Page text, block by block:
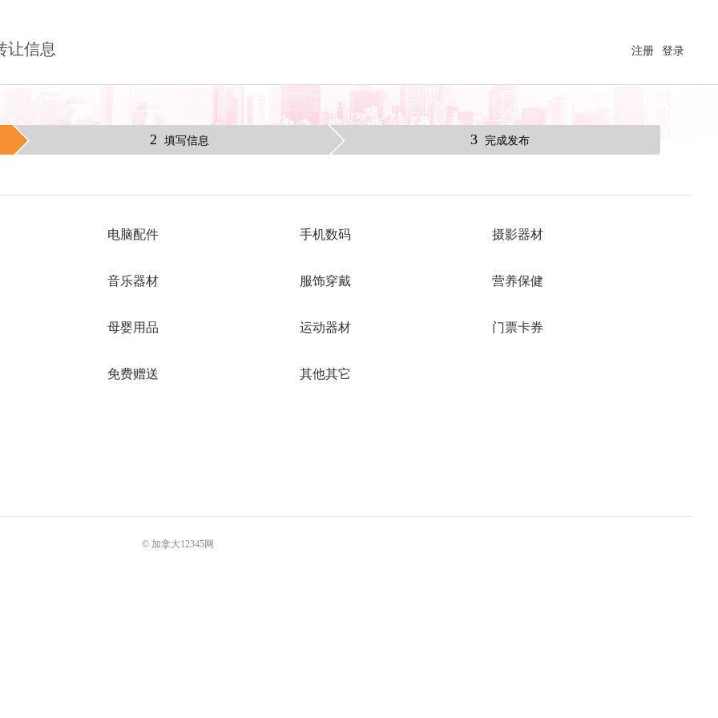
让信息 登录
注册
2 填写信息 3 完成发布
电脑配件 手机数码 摄影器材
音乐器材 服饰穿戴 营养保健
母婴用品 运动器材 门票卡券
免费赠送 其他其它
© 加拿大12345网